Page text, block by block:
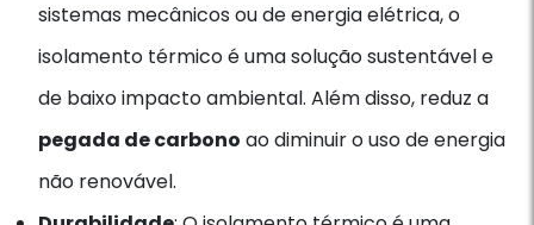
sistemas mecânicos ou de energia elétrica, o
isolamento térmico é uma solução sustentável e
de baixo impacto ambiental. Além disso, reduz a
pegada de carbono ao diminuir o uso de energia
não renovável.